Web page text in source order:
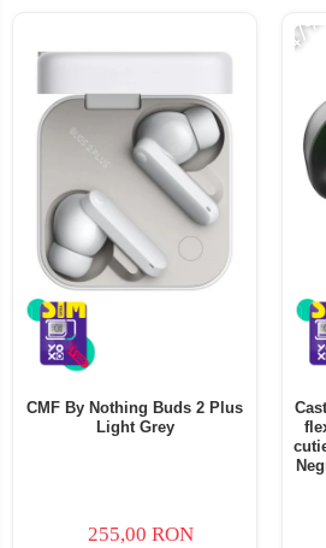
CMF By Nothing Buds 2 Plus
Light Grey
255,00 RON
-47%